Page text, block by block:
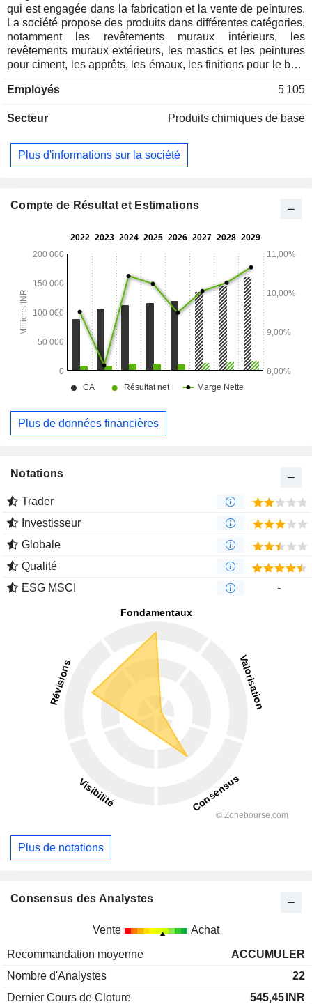
qui est engagée dans la fabrication et la vente de peintures.
La société propose des produits dans différentes catégories,
notamment les revêtements muraux intérieurs, les
revêtements muraux extérieurs, les mastics et les peintures
pour ciment, les apprêts, les émaux, les finitions pour le bois
comprennent Silk Glamor Matt, Bison Glow, Silk GlamArt
extérieurs comprennent Weathercoat Long Life 15,
Vintage, Weathercoat Long Life PU Tile Coat. Ses mastics
et peintures au ciment comprennent Bison Wall Putty et
(ST), Luxol QD 1K Epoxy Primer et Parrot Wood Primer. Ses
Les sociétés SBL Specialty Coatings Private Limited,
Nicholson (Nepal) Private Limited et STP Limited, entre
autres, font partie du groupe.
Employés 5 105
Secteur Produits chimiques de base
Plus d'informations sur la société
Compte de Résultat et Estimations
Plus de données financières
Notations
Trader
Investisseur
Globale
Qualité
ESG MSCI
-
Plus de notations
Consensus des Analystes
Vente Achat
Recommandation moyenne
ACCUMULER
Nombre d'Analystes
22
Dernier Cours de Cloture
545,45 INR